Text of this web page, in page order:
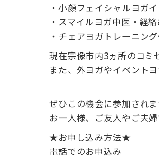
・小顔フェイシャルヨガ
・スマイルヨガ中医・経
・チェアヨガトレーニン
現在宗像市内3ヵ所のコミ
また、外ヨガやイベント
ぜひこの機会に参加されま
お一人様、ご友人やご夫
★お申し込み方法★
電話でのお申込み